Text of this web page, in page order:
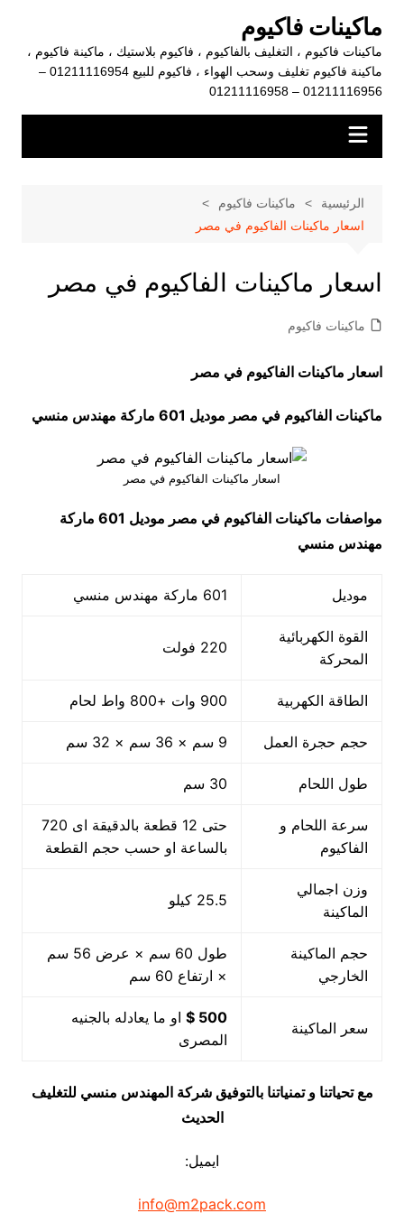
المحتوى
ماكينات فاكيوم
ماكينات فاكيوم ، التغليف بالفاكيوم ، فاكيوم بلاستيك ، ماكينة فاكيوم ،
ماكينة فاكيوم تغليف وسحب الهواء ، فاكيوم للبيع 01211116954 –
01211116956 – 01211116958
الرئيسية
ماكينات فاكيوم
اسعار ماكينات الفاكيوم في مصر
اسعار ماكينات الفاكيوم في مصر
ماكينات فاكيوم
اسعار ماكينات الفاكيوم في مصر
ماكينات الفاكيوم في مصر موديل 601 ماركة مهندس منسي
اسعار ماكينات الفاكيوم في مصر
مواصفات ماكينات الفاكيوم في مصر
موديل 601 ماركة
مهندس منسي
موديل 601 ماركة مهندس منسي
القوة الكهربائية
المحركة
220 فولت
الطاقة الكهربية 900 وات +800 واط لحام
حجم حجرة العمل 9 سم × 36 سم × 32 سم
طول اللحام 30 سم
سرعة اللحام و
الفاكيوم
حتى 12 قطعة بالدقيقة اى 720
بالساعة او حسب حجم القطعة
وزن اجمالي
الماكينة
25.5 كيلو
حجم الماكينة
الخارجي
طول 60 سم × عرض 56 سم
× ارتفاع 60 سم
سعر الماكينة
500 $
او ما يعادله بالجنيه
المصرى
مع تحياتنا و تمنياتنا بالتوفيق شركة المهندس منسي للتغليف
الحديث
ايميل:
info@m2pack.com